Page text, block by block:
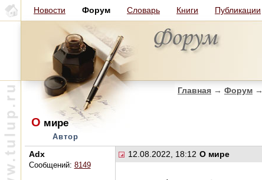
Новости Форум Словарь Книги Публикации
Главная → Форум →
О мире
Автор
Adx
Сообщений: 8149
12.08.2022, 18:12 О мире